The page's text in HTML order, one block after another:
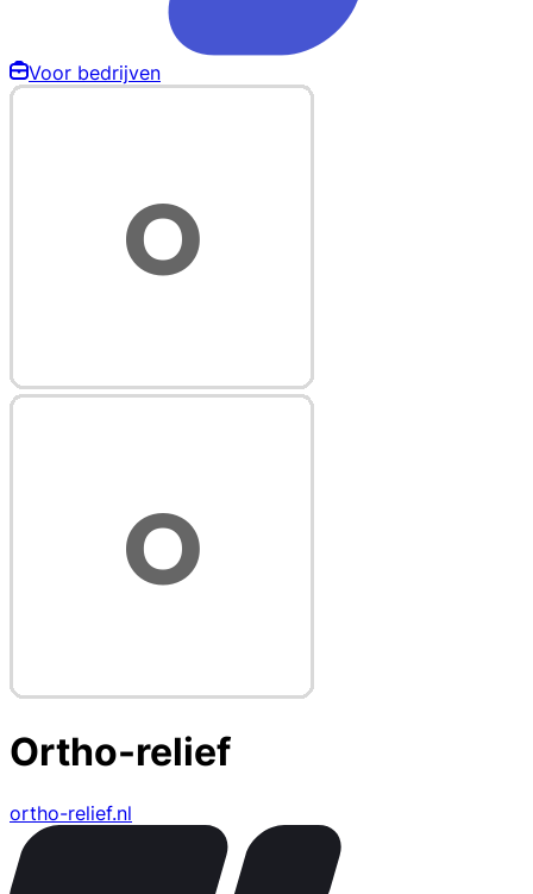
Voor bedrijven
Ortho-relief
ortho-relief.nl